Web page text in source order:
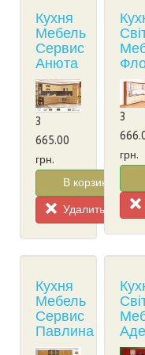
Кухня
Мебель
Сервис
Анюта
3
665.00
грн.
В корзину!
Удалить из
3
грн.
Кухня
Мебель
Сервис
Павлина